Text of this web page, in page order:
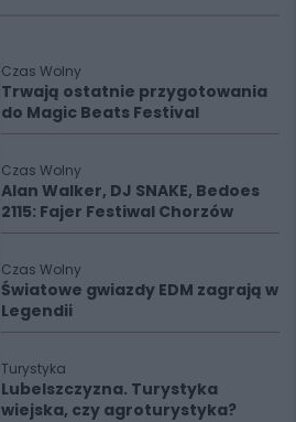
Czas Wolny
Trwają ostatnie przygotowania
do Magic Beats Festival
Czas Wolny
Alan Walker, DJ SNAKE, Bedoes
2115: Fajer Festiwal Chorzów
Czas Wolny
Światowe gwiazdy EDM zagrają w
Legendii
Turystyka
Lubelszczyzna. Turystyka
wiejska, czy agroturystyka?